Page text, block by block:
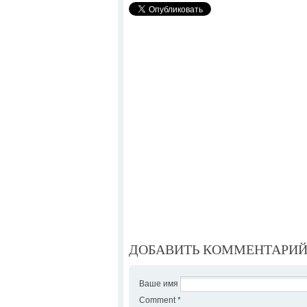
ДОБАВИТЬ КОММЕНТАРИЙ
Ваше имя
Comment *